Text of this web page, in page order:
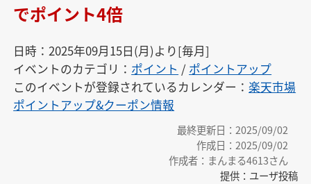
でポイント4倍
日時：2025年09月15日(月)より[毎月]
イベントのカテゴリ： ポイント / ポイントアップ
このイベントが登録されているカレンダー：楽天市場
ポイントアップ&クーポン情報
最終更新日：2025/09/02
作成日：2025/09/02
作成者：まんまる4613さん
提供：ユーザ投稿